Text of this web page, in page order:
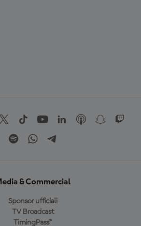
& Commercial
Sponsor ufficiali
TV Broadcast
TimingPass™